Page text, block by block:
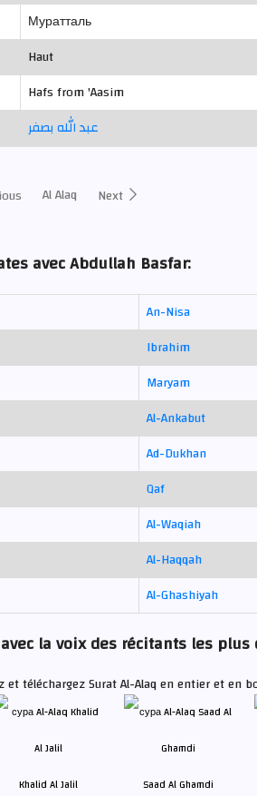
Муратталь
Haut
Hafs from 'Aasim
عبد الله بصفر
Al Alaq Next
avec Abdullah Basfar:
An-Nisa
Ibrahim
Maryam
Al-Ankabut
Ad-Dukhan
Qaf
Al-Waqiah
Al-Haqqah
Al-Ghashiyah
la voix des récitants les plus
téléchargez Surat Al-Alaq en entier et en
Khalid Al Jalil Saad Al Ghamdi